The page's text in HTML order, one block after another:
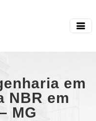
em
NBR em
MG